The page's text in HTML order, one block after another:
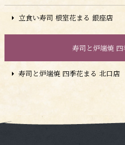
立食い寿司 根室花まる 銀座店
寿司と炉端焼 四
寿司と炉端焼 四季花まる 北口店